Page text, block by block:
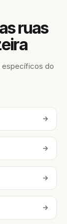
ruas
específicos do